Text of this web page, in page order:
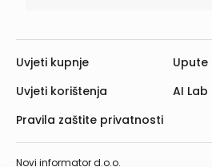
Novi informator d.o.o.
Uvjeti kupnje
Uvjeti korištenja
Pravila zaštite privatnosti
AI Lab